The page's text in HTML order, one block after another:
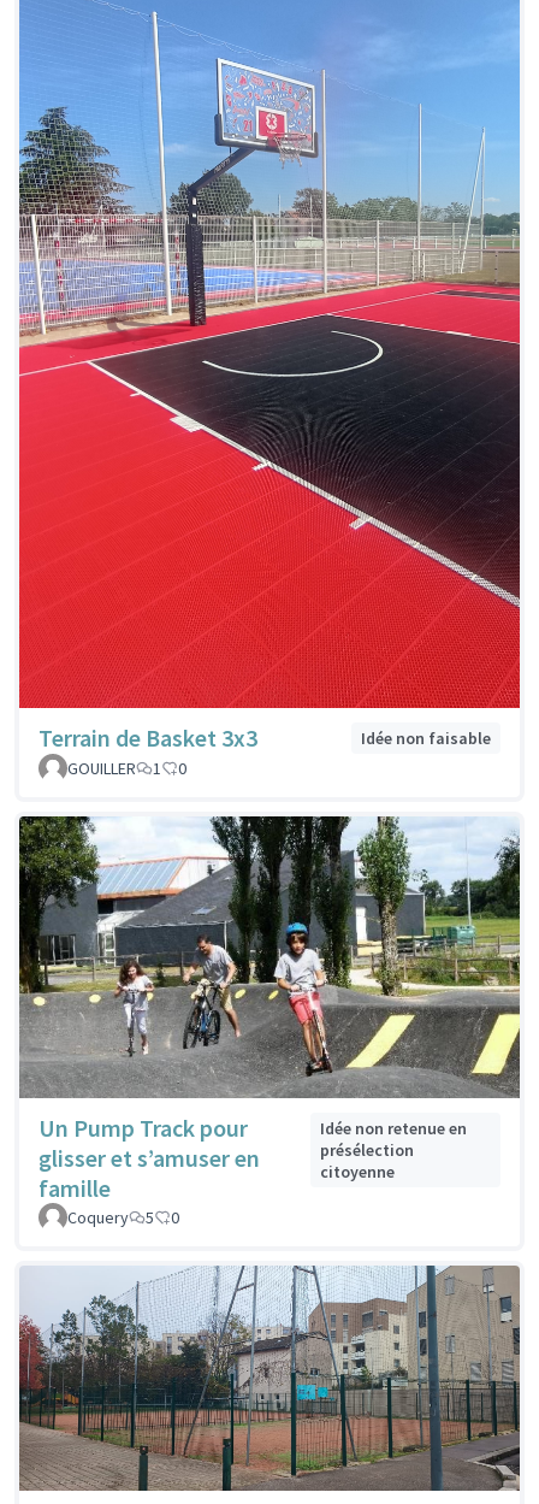
Terrain de Basket 3x3
Idée non faisable
GOUILLER
1 0
Un Pump Track pour
glisser et s’amuser en
famille
Idée non retenue en
présélection
citoyenne
Coquery 5 0